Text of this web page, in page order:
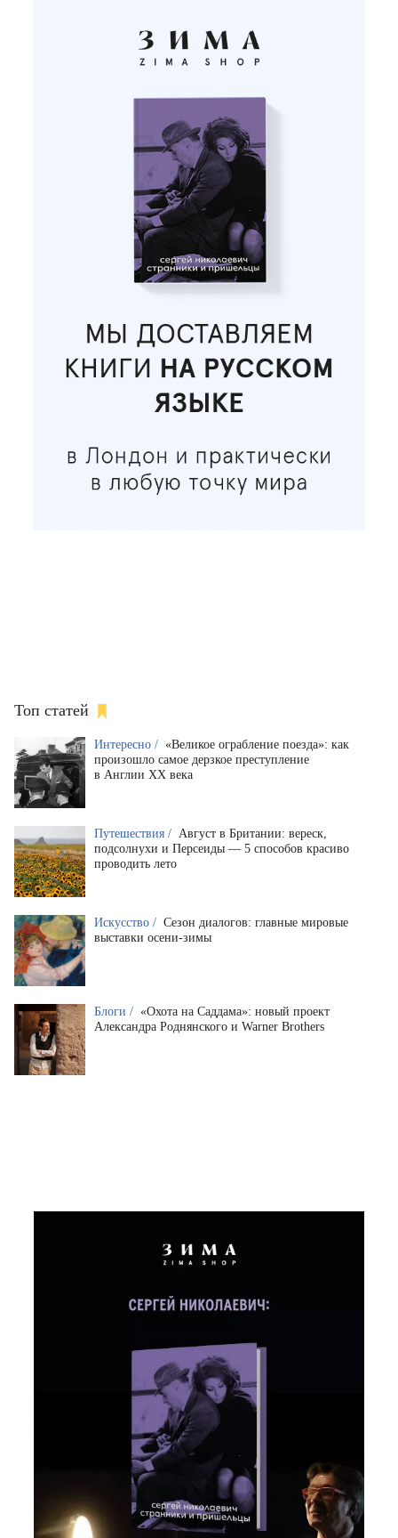
Топ статей
Интересно / «Великое ограбление поезда»: как
произошло самое дерзкое преступление
в Англии XX века
Путешествия / Август в Британии: вереск,
подсолнухи и Персеиды — 5 способов красиво
проводить лето
Искусство / Сезон диалогов: главные мировые
выставки осени-зимы
Блоги / «Охота на Саддама»: новый проект
Александра Роднянского и Warner Brothers